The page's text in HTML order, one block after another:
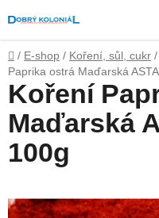
na
obsah
Domů
/ E-shop / Koření, sůl, cukr /
Paprika ostrá Maďarská
Koření
Maďarská
100g